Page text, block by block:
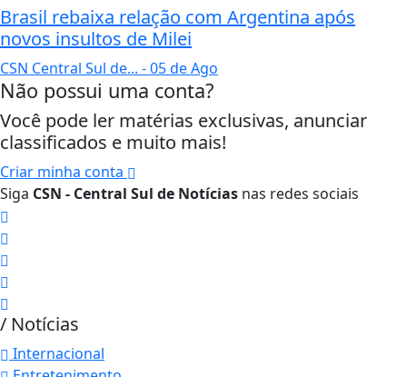
Brasil rebaixa relação com Argentina após
novos insultos de Milei
CSN Central Sul de... - 05 de Ago
Não possui uma conta?
Você pode ler matérias exclusivas, anunciar
classificados e muito mais!
Criar minha conta
Siga CSN - Central Sul de Notícias nas redes sociais
/ Notícias
Internacional